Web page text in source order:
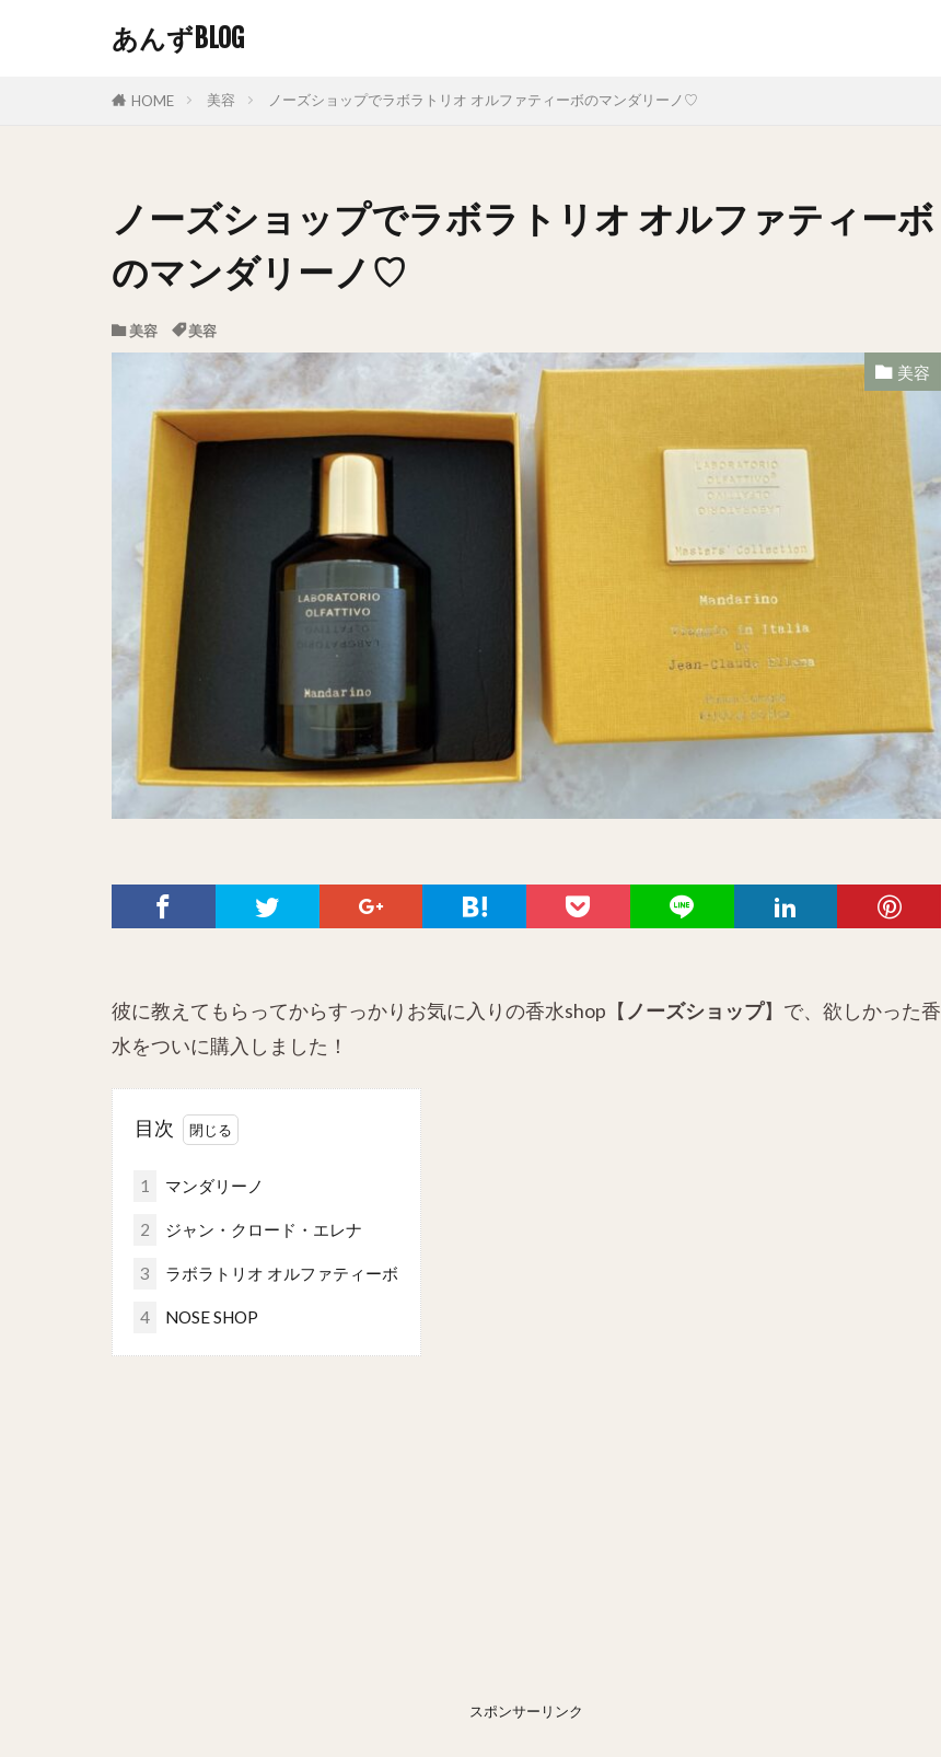
あんずBLOG
HOME 美容 ノーズショップでラボラトリオ オルファティーボのマンダリーノ♡
ノーズショップでラボラトリオ オルファティーボ
のマンダリーノ♡
美容 美容
美容
彼に教えてもらってからすっかりお気に入りの香水shop【 ノーズショップ】で、欲しかった香
水をついに購入しました！
目次
1 マンダリーノ
2 ジャン・クロード・エレナ
3 ラボラトリオ オルファティーボ
4 NOSE SHOP
スポンサーリンク